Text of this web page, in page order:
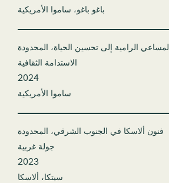
باغو باغو، ساموا الأمريكية
الرامية إلى تحسين الحياة، المحدودة
الاستدامة الثقافية
2024
ساموا الأمريكية
فنون ألاسكا في الجنوب الشرقي، المحدودة
جولة غربية
2023
سيتكا، ألاسكا